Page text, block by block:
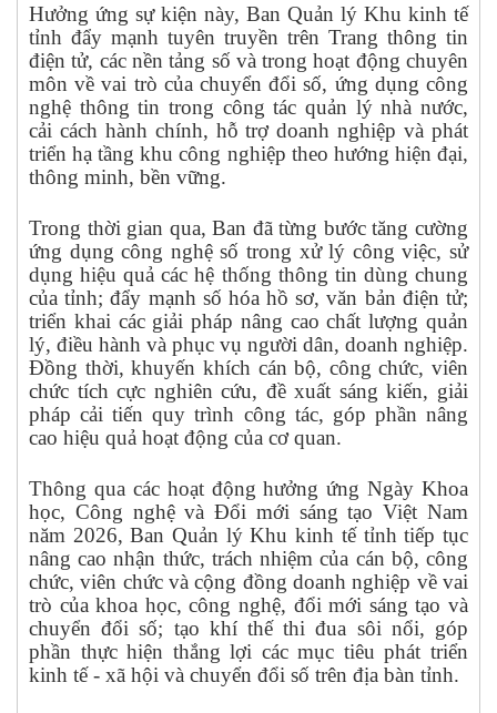
Hưởng ứng sự kiện này, Ban Quản lý Khu kinh tế
tỉnh đẩy mạnh tuyên truyền trên Trang thông tin
điện tử, các nền tảng số và trong hoạt động chuyên
môn về vai trò của chuyển đổi số, ứng dụng công
nghệ thông tin trong công tác quản lý nhà nước,
cải cách hành chính, hỗ trợ doanh nghiệp và phát
triển hạ tầng khu công nghiệp theo hướng hiện đại,
thông minh, bền vững.
Trong thời gian qua, Ban đã từng bước tăng cường
ứng dụng công nghệ số trong xử lý công việc, sử
dụng hiệu quả các hệ thống thông tin dùng chung
của tỉnh; đẩy mạnh số hóa hồ sơ, văn bản điện tử;
triển khai các giải pháp nâng cao chất lượng quản
lý, điều hành và phục vụ người dân, doanh nghiệp.
Đồng thời, khuyến khích cán bộ, công chức, viên
chức tích cực nghiên cứu, đề xuất sáng kiến, giải
pháp cải tiến quy trình công tác, góp phần nâng
cao hiệu quả hoạt động của cơ quan.
Thông qua các hoạt động hưởng ứng Ngày Khoa
học, Công nghệ và Đổi mới sáng tạo Việt Nam
năm 2026, Ban Quản lý Khu kinh tế tỉnh tiếp tục
nâng cao nhận thức, trách nhiệm của cán bộ, công
chức, viên chức và cộng đồng doanh nghiệp về vai
trò của khoa học, công nghệ, đổi mới sáng tạo và
chuyển đổi số; tạo khí thế thi đua sôi nổi, góp
phần thực hiện thắng lợi các mục tiêu phát triển
kinh tế - xã hội và chuyển đổi số trên địa bàn tỉnh.